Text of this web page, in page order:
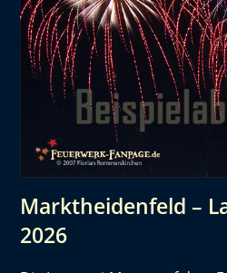
Marktheidenfeld –
2026